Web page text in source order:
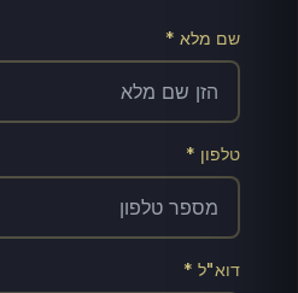
שם מלא *
טלפון *
דוא"ל *